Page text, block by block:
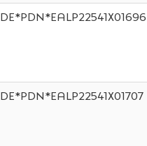
DE*PDN*EALP22541X01696
DE*PDN*EALP22541X01707